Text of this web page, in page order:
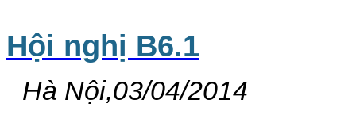
Hội nghị B6.1
Hà Nội,03/04/2014